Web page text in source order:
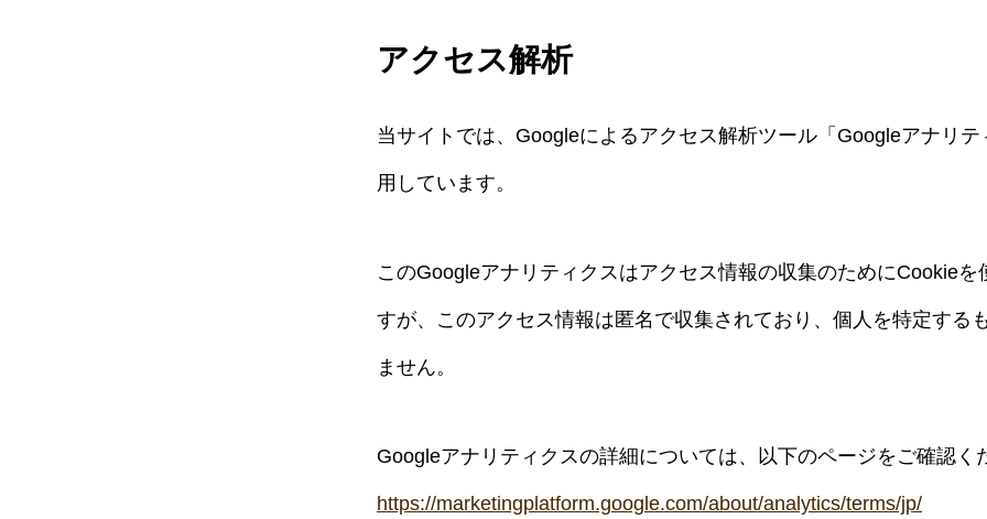
アクセス解析
当サイトでは、Googleによるアクセス解析ツール「Googleアナリテ
用しています。
このGoogleアナリティクスはアクセス情報の収集のためにCookieを
すが、このアクセス情報は匿名で収集されており、個人を特定する
ません。
Googleアナリティクスの詳細については、以下のページをご確認く
https://marketingplatform.google.com/about/analytics/terms/jp/